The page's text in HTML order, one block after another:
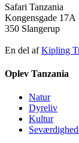
Safari Tanzania
Kongensgade 17A
350 Slangerup
En del afKipling
Oplev Tanzania
Natur
Dyreliv
Kultur